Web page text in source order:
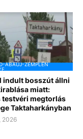
ABAÚJ-ZEMPLÉN
indult bosszút állni
miatt:
testvéri megtorlás
Taktaharkányban
2026